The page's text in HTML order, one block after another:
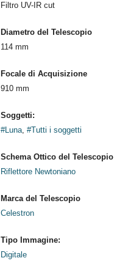
Filtro UV-IR cut
Diametro del Telescopio
114 mm
Focale di Acquisizione
910 mm
Soggetti:
#Luna, #Tutti i soggetti
Schema Ottico del Telescopio
Riflettore Newtoniano
Marca del Telescopio
Celestron
Tipo Immagine:
Digitale